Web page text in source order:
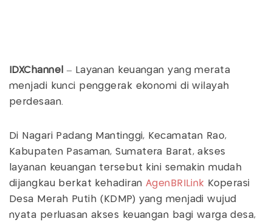
IDXChannel
– Layanan keuangan yang merata
menjadi kunci penggerak ekonomi di wilayah
perdesaan.
Di Nagari Padang Mantinggi, Kecamatan Rao,
Kabupaten Pasaman, Sumatera Barat, akses
layanan keuangan tersebut kini semakin mudah
dijangkau berkat kehadiran AgenBRILink Koperasi
Desa Merah Putih (KDMP) yang menjadi wujud
nyata perluasan akses keuangan bagi warga desa,